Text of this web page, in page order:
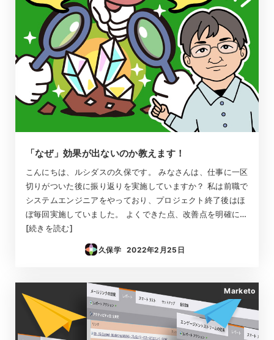
「なぜ」効果が出ないのか教えます！
こんにちは、ルシダスの久保です。 みなさんは、仕事に一区
切りがついた後に振り返りを実施していますか？ 私は前職で
システムエンジニアをやっており、プロジェクト終了後はほ
ぼ毎回実施していました。 よくできた点、改善点を明確に…
[続きを読む]
久保学
投稿日
2022年2月25日
Marketo